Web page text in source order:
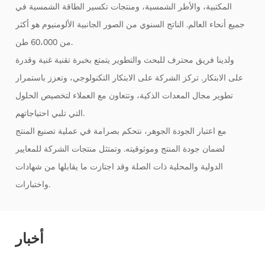
المكتبية، والأطر الشمسية، ومنتجات تكسير الطاقة الشمسية في
جميع أنحاء العالم. الناتج السنوي من الصور الجانبية الألومنيوم هو أكثر
من 60،000 طن.
ولدينا فريق محترف للبحث والتطوير يتمتع بخبرة تقنية غنية وقدرة
على الابتكار. تركز الشركة على الابتكار التكنولوجي، وتعزز باستمرار
تطوير مجال المعدات الذكية، وتتعاون مع العملاء لتخصيص الحلول
التي تلبي احتياجاتهم.
مع اعتبار الجودة الجوهر، نتحكم بصرامة في عملية تصنيع المنتج
لضمان جودة المنتج وموثوقيته. وتمتثل منتجات الشركة للمعايير
الدولية والمحلية ذات الصلة وقد اجتازت ما يقابلها من شهادات
واختبارات.
أخبار